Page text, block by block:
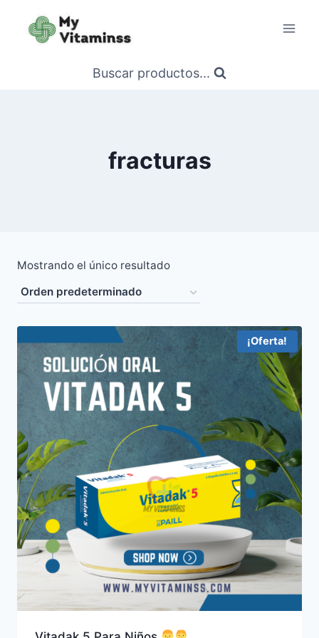
contenido
Buscar productos...
fracturas
Mostrando el único resultado
¡Oferta!